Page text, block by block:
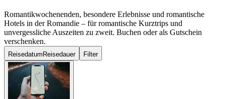
Romantikwochenenden, besondere Erlebnisse und romantische
Hotels in der Romandie – für romantische Kurztrips und
unvergessliche Auszeiten zu zweit. Buchen oder als Gutschein
verschenken.
Reisedatum Reisedauer Filter